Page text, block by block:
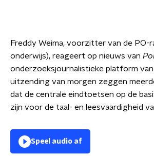
Freddy Weima, voorzitter van de PO-
onderwijs), reageert op nieuws van
onderzoeksjournalistieke platform van
uitzending van morgen zeggen
dat de centrale eindtoetsen op de
zijn voor de taal- en leesvaardigheid
Speel audio af